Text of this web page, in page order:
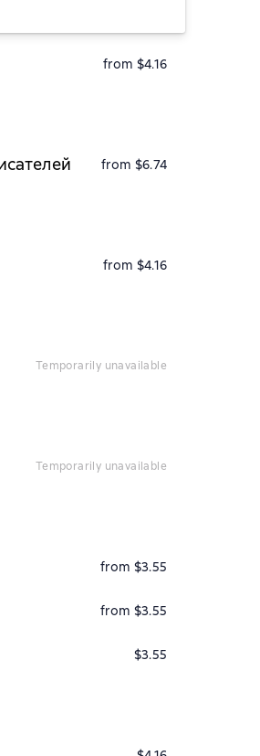
from $4.16
from $6.74
from $4.16
temporarily unavailable
temporarily unavailable
from $3.55
from $3.55
$3.55